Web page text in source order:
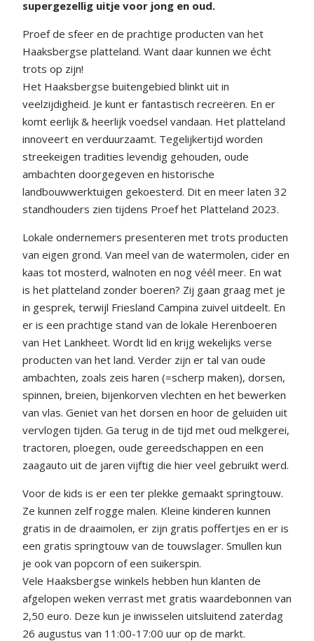
supergezellig uitje voor jong en oud.
Proef de sfeer en de prachtige producten van het
Haaksbergse platteland. Want daar kunnen we écht
trots op zijn!
Het Haaksbergse buitengebied blinkt uit in
veelzijdigheid. Je kunt er fantastisch recreëren. En er
komt eerlijk & heerlijk voedsel vandaan. Het platteland
innoveert en verduurzaamt. Tegelijkertijd worden
streekeigen tradities levendig gehouden, oude
ambachten doorgegeven en historische
landbouwwerktuigen gekoesterd. Dit en meer laten 32
standhouders zien tijdens Proef het Platteland 2023.
Lokale ondernemers presenteren met trots producten
van eigen grond. Van meel van de watermolen, cider en
kaas tot mosterd, walnoten en nog véél meer. En wat
is het platteland zonder boeren? Zij gaan graag met je
in gesprek, terwijl Friesland Campina zuivel uitdeelt. En
er is een prachtige stand van de lokale Herenboeren
van Het Lankheet. Wordt lid en krijg wekelijks verse
producten van het land. Verder zijn er tal van oude
ambachten, zoals zeis haren (=scherp maken), dorsen,
spinnen, breien, bijenkorven vlechten en het bewerken
van vlas. Geniet van het dorsen en hoor de geluiden uit
vervlogen tijden. Ga terug in de tijd met oud melkgerei,
tractoren, ploegen, oude gereedschappen en een
zaagauto uit de jaren vijftig die hier veel gebruikt werd.
Voor de kids is er een ter plekke gemaakt springtouw.
Ze kunnen zelf rogge malen. Kleine kinderen kunnen
gratis in de draaimolen, er zijn gratis poffertjes en er is
een gratis springtouw van de touwslager. Smullen kun
je ook van popcorn of een suikerspin.
Vele Haaksbergse winkels hebben hun klanten de
afgelopen weken verrast met gratis waardebonnen van
2,50 euro. Deze kun je inwisselen uitsluitend zaterdag
26 augustus van 11:00-17:00 uur op de markt.